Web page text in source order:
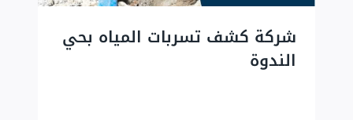
شركة كشف تسربات المياه بحي
الندوة